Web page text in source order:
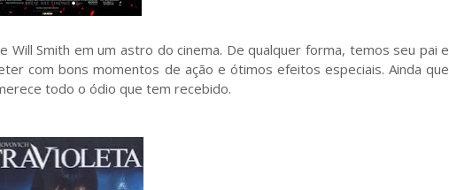
Smith em um astro do cinema. De qualquer forma, temos seu pai e
com bons momentos de ação e ótimos efeitos especiais. Ainda que
todo o ódio que tem recebido.